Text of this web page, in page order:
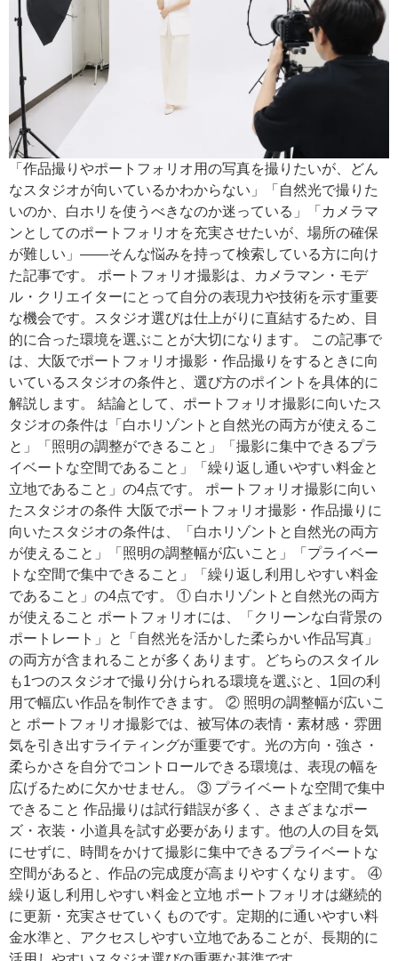
「作品撮りやポートフォリオ用の写真を撮りたいが、どん
なスタジオが向いているかわからない」「自然光で撮りた
いのか、白ホリを使うべきなのか迷っている」「カメラマ
ンとしてのポートフォリオを充実させたいが、場所の確保
が難しい」——そんな悩みを持って検索している方に向け
た記事です。 ポートフォリオ撮影は、カメラマン・モデ
ル・クリエイターにとって自分の表現力や技術を示す重要
な機会です。スタジオ選びは仕上がりに直結するため、目
的に合った環境を選ぶことが大切になります。 この記事で
は、大阪でポートフォリオ撮影・作品撮りをするときに向
いているスタジオの条件と、選び方のポイントを具体的に
解説します。 結論として、ポートフォリオ撮影に向いたス
タジオの条件は「白ホリゾントと自然光の両方が使えるこ
と」「照明の調整ができること」「撮影に集中できるプラ
イベートな空間であること」「繰り返し通いやすい料金と
立地であること」の4点です。 ポートフォリオ撮影に向い
たスタジオの条件 大阪でポートフォリオ撮影・作品撮りに
向いたスタジオの条件は、「白ホリゾントと自然光の両方
が使えること」「照明の調整幅が広いこと」「プライベー
トな空間で集中できること」「繰り返し利用しやすい料金
であること」の4点です。 ① 白ホリゾントと自然光の両方
が使えること ポートフォリオには、「クリーンな白背景の
ポートレート」と「自然光を活かした柔らかい作品写真」
の両方が含まれることが多くあります。どちらのスタイル
も1つのスタジオで撮り分けられる環境を選ぶと、1回の利
用で幅広い作品を制作できます。 ② 照明の調整幅が広いこ
と ポートフォリオ撮影では、被写体の表情・素材感・雰囲
気を引き出すライティングが重要です。光の方向・強さ・
柔らかさを自分でコントロールできる環境は、表現の幅を
広げるために欠かせません。 ③ プライベートな空間で集中
できること 作品撮りは試行錯誤が多く、さまざまなポー
ズ・衣装・小道具を試す必要があります。他の人の目を気
にせずに、時間をかけて撮影に集中できるプライベートな
空間があると、作品の完成度が高まりやすくなります。 ④
繰り返し利用しやすい料金と立地 ポートフォリオは継続的
に更新・充実させていくものです。定期的に通いやすい料
金水準と、アクセスしやすい立地であることが、長期的に